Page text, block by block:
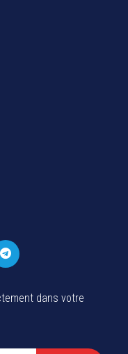
dans votre